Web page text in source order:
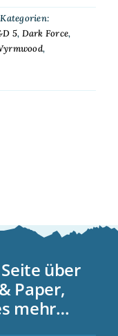
Kategorien:
5, Dark Force,
,
über
Paper,
mehr…